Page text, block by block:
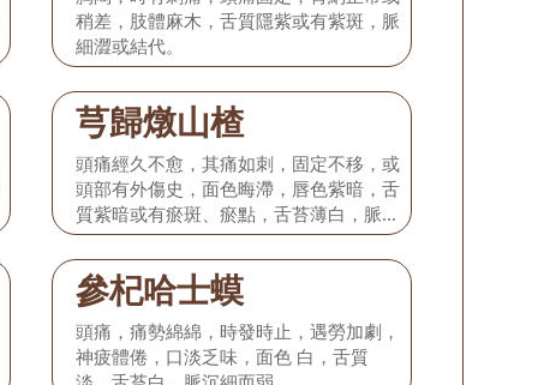
稍差，肢體麻木，舌質隱紫或有紫斑，脈
細澀或結代。
芎歸燉山楂
頭痛經久不愈，其痛如刺，固定不移，或
頭部有外傷史，面色晦滯，唇色紫暗，舌
質紫暗或有瘀斑、瘀點，舌苔薄白，脈沉
細或細澀。
參杞哈士蟆
頭痛，痛勢綿綿，時發時止，遇勞加劇，
神疲體倦，口淡乏味，面色 白，舌質